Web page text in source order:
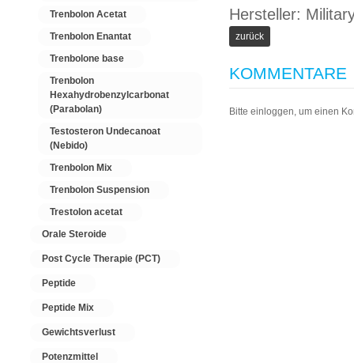
Hersteller:
KOMMENTARE
Bitte einloggen, um einen
Trenbolon Acetat
Trenbolon Enantat
Trenbolone base
Trenbolon
Hexahydrobenzylcarbonat
(Parabolan)
Testosteron Undecanoat
(Nebido)
Trenbolon Mix
Trenbolon Suspension
Trestolon acetat
Orale Steroide
Post Cycle Therapie (PCT)
Peptide
Peptide Mix
Gewichtsverlust
Potenzmittel